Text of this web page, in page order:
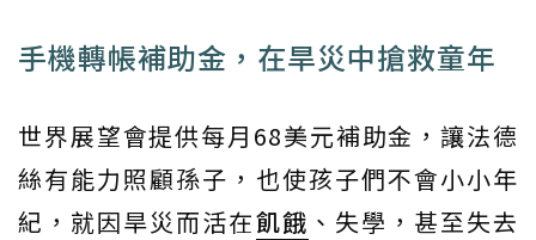
手機轉帳補助金，在旱災中搶救童年
世界展望會提供每月68美元補助金，讓法德
絲有能力照顧孫子，也使孩子們不會小小年
紀，就因旱災而活在飢餓 、失學，甚至失去